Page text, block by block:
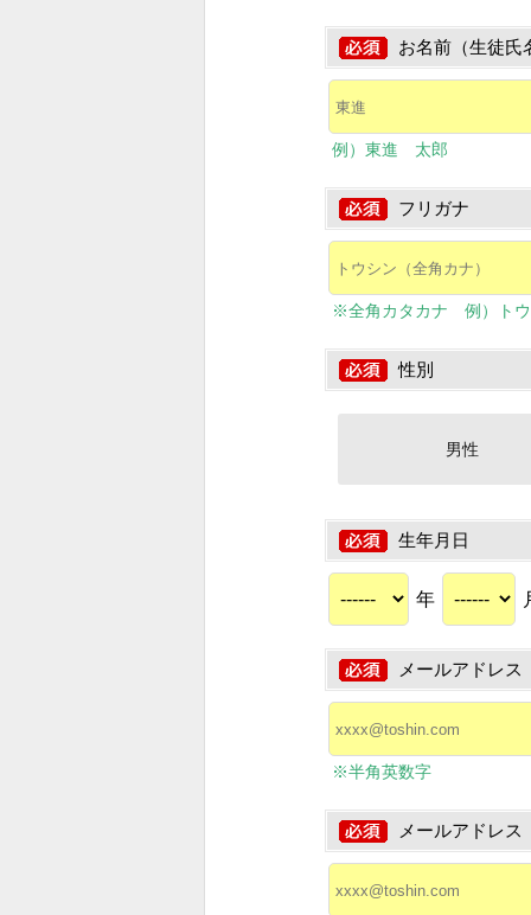
お名前（生徒氏
例）東進 太郎
フリガナ
※全角カタカナ 例）ト
性別
男性
生年月日
年
メールアドレス
※半角英数字
メールアドレス